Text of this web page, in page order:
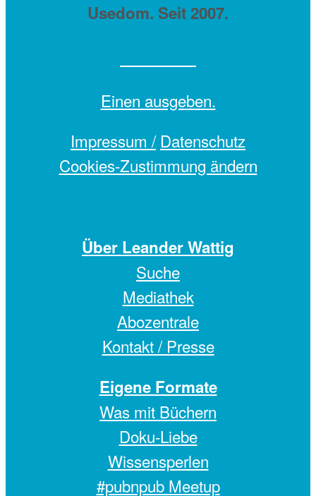
Usedom. Seit 2007.
Einen ausgeben.
Impressum / Datenschutz
Cookies-Zustimmung ändern
Über Leander Wattig
Suche
Mediathek
Abozentrale
Kontakt / Presse
Eigene Formate
Was mit Büchern
Doku-Liebe
Wissensperlen
#pubnpub Meetup